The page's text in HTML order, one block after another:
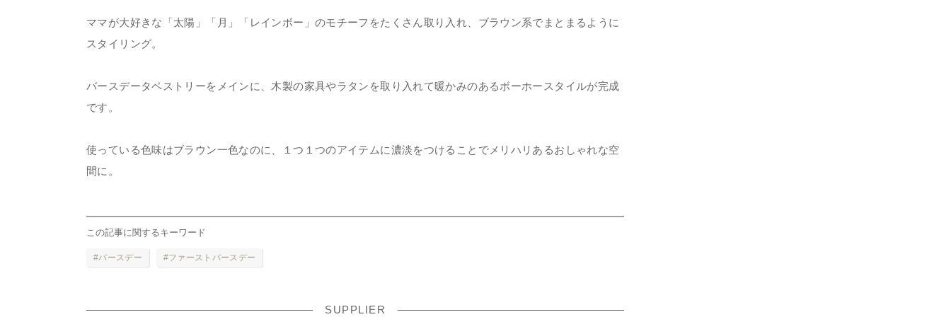
ママが大好きな「太陽」「月」「レインボー」のモチーフをたくさん取り入れ、ブラウン系でまとまるように
スタイリング。
バースデータペストリーをメインに、木製の家具やラタンを取り入れて暖かみのあるボーホースタイルが完成
です。
使っている色味はブラウン一色なのに、１つ１つのアイテムに濃淡をつけることでメリハリあるおしゃれな空
間に。
この記事に関するキーワード
バースデー ファーストバースデー
SUPPLIER